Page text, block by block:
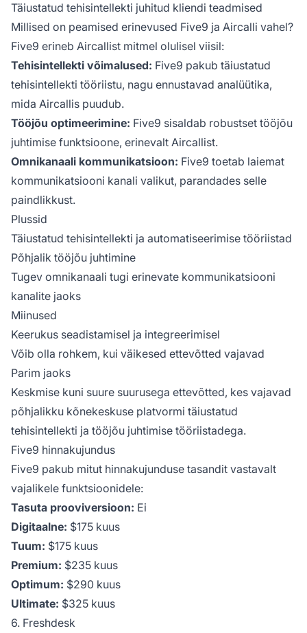
Täiustatud tehisintellekti juhitud kliendi teadmised
Millised on peamised erinevused Five9 ja Aircalli vahel?
Five9 erineb Aircallist mitmel olulisel viisil:
Tehisintellekti võimalused: Five9 pakub täiustatud
tehisintellekti tööriistu, nagu ennustavad analüütika,
mida Aircallis puudub.
Tööjõu optimeerimine: Five9 sisaldab robustset tööjõu
juhtimise funktsioone, erinevalt Aircallist.
Omnikanaali kommunikatsioon: Five9 toetab laiemat
kommunikatsiooni kanali valikut, parandades selle
paindlikkust.
Plussid
Täiustatud tehisintellekti ja automatiseerimise tööriistad
Põhjalik tööjõu juhtimine
Tugev omnikanaali tugi erinevate kommunikatsiooni
kanalite jaoks
Miinused
Keerukus seadistamisel ja integreerimisel
Võib olla rohkem, kui väikesed ettevõtted vajavad
Parim jaoks
Keskmise kuni suure suurusega ettevõtted, kes vajavad
põhjalikku kõnekeskuse platvormi täiustatud
tehisintellekti ja tööjõu juhtimise tööriistadega.
Five9 hinnakujundus
Five9 pakub mitut hinnakujunduse tasandit vastavalt
vajalikele funktsioonidele:
Tasuta prooviversioon: Ei
Digitaalne: $175 kuus
Tuum: $175 kuus
Premium: $235 kuus
Optimum: $290 kuus
Ultimate: $325 kuus
6. Freshdesk